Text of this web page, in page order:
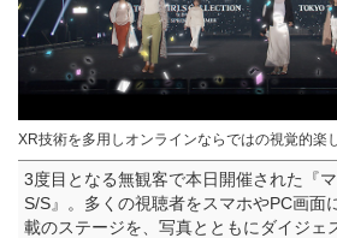
XR技術を多用しオンラインならではの視覚的楽
3度目となる無観客で本日開催された『
S/S』。多くの視聴者をスマホやPC画面
載のステージを、写真とともにダイジェ